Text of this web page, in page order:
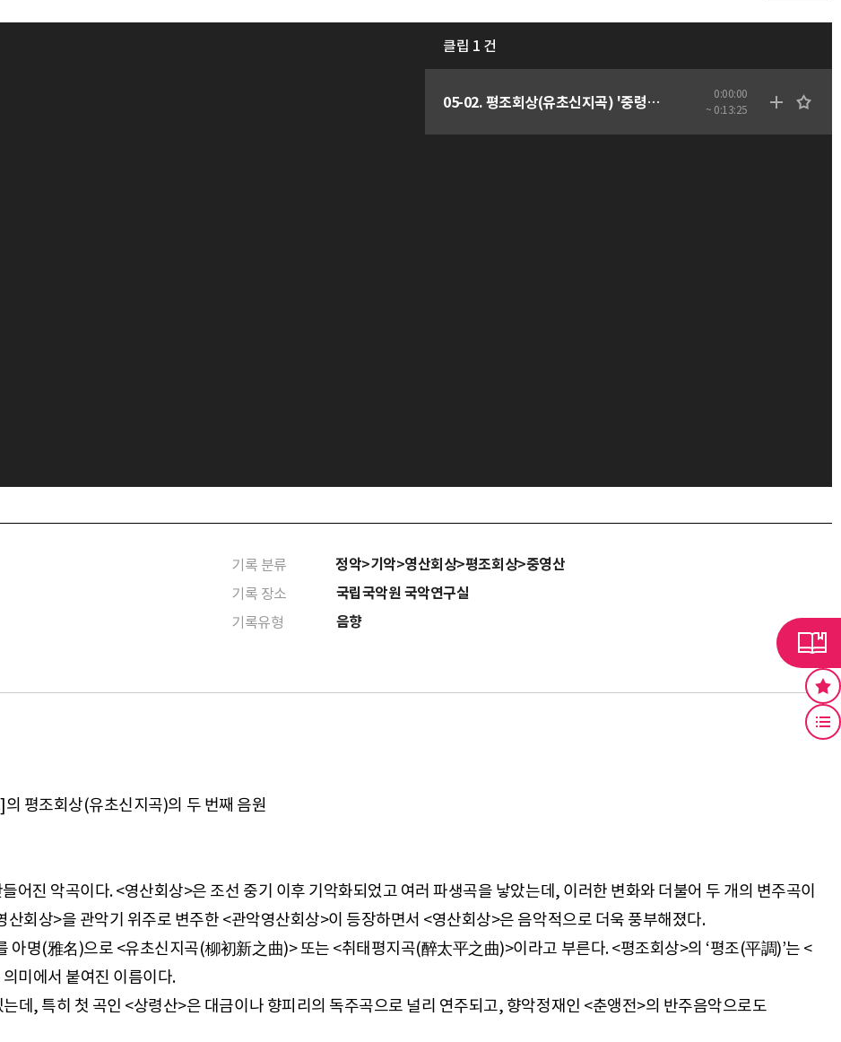
클립 1 건
05-02. 평조회상(유초신지곡) '중령산' - 음향
0:00:00
~ 0:13:25
기록 분류 정악>기악>영산회상>평조회상>중영산
기록 장소 국립국악원 국악연구실
기록유형 음향
평조회상(유초신지곡)의 두 번째 음원
어진 악곡이다. <영산회상>은 조선 중기 이후 기악화되었고 여러 파생곡을 낳았는데, 이러한 변화와 더불어 두 개의 변주곡이
회상>을 관악기 위주로 변주한 <관악영산회상>이 등장하면서 <영산회상>은 음악적으로 더욱 풍부해졌다.
아명(雅名)으로 <유초신지곡(柳初新之曲)> 또는 <취태평지곡(醉太平之曲)>이라고 부른다. <평조회상>의 ‘평조(平調)’는 <
미에서 붙여진 이름이다.
데, 특히 첫 곡인 <상령산>은 대금이나 향피리의 독주곡으로 널리 연주되고, 향악정재인 <춘앵전>의 반주음악으로도